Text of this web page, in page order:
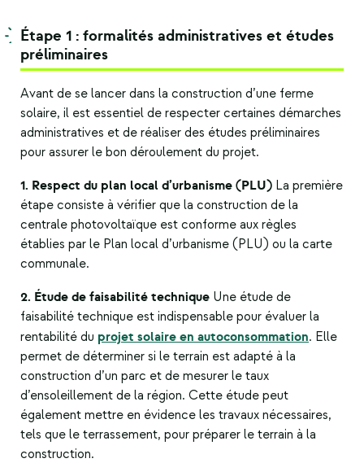
Étape 1 : formalités administratives et études
préliminaires
Avant de se lancer dans la construction d’une ferme
solaire, il est essentiel de respecter certaines démarches
administratives et de réaliser des études préliminaires
pour assurer le bon déroulement du projet.
1. Respect du plan local d’urbanisme (PLU) La première
étape consiste à vérifier que la construction de la
centrale photovoltaïque est conforme aux règles
établies par le Plan local d’urbanisme (PLU) ou la carte
communale.
2. Étude de faisabilité technique Une étude de
faisabilité technique est indispensable pour évaluer la
rentabilité du projet solaire en autoconsommation. Elle
permet de déterminer si le terrain est adapté à la
construction d’un parc et de mesurer le taux
d’ensoleillement de la région. Cette étude peut
également mettre en évidence les travaux nécessaires,
tels que le terrassement, pour préparer le terrain à la
construction.